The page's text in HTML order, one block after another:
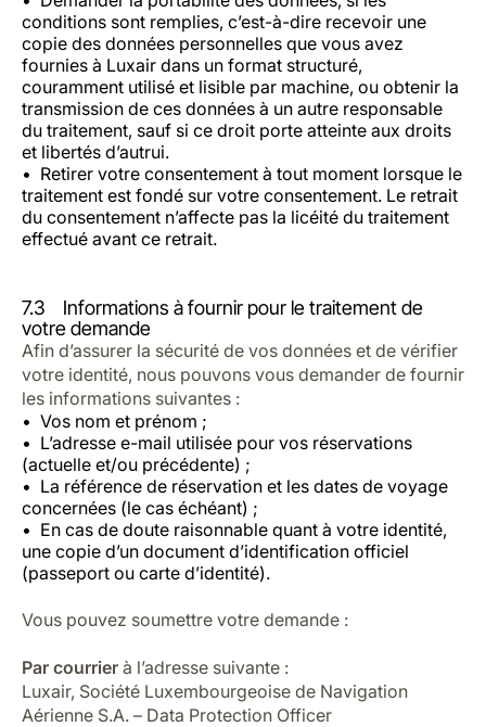
conditions sont remplies, c’est-à-dire recevoir une
copie des données personnelles que vous avez
fournies à Luxair dans un format structuré,
couramment utilisé et lisible par machine, ou obtenir la
transmission de ces données à un autre responsable
du traitement, sauf si ce droit porte atteinte aux droits
et libertés d’autrui.
Retirer votre consentement à tout moment lorsque le
traitement est fondé sur votre consentement. Le retrait
du consentement n’affecte pas la licéité du traitement
effectué avant ce retrait.
7.3 Informations à fournir pour le traitement de
votre demande
Afin d’assurer la sécurité de vos données et de vérifier
votre identité, nous pouvons vous demander de fournir
les informations suivantes :
Vos nom et prénom ;
L’adresse e-mail utilisée pour vos réservations
(actuelle et/ou précédente) ;
La référence de réservation et les dates de voyage
concernées (le cas échéant) ;
En cas de doute raisonnable quant à votre identité,
une copie d’un document d’identification officiel
(passeport ou carte d’identité).
Vous pouvez soumettre votre demande :
Par courrier à l’adresse suivante :
Luxair, Société Luxembourgeoise de Navigation
Aérienne S.A. – Data Protection Officer